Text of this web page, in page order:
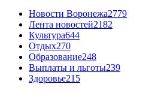
Новости Воронежа2779
Лента новостей2182
Культура644
Отдых270
Образование248
Выплаты и льготы239
Здоровье215